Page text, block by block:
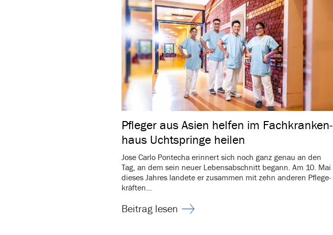
Pfleger aus Asien helfen im Fach­kran­ken­
haus Ucht­springe heilen
Jose Carlo Pontecha erin­nert sich noch ganz genau an den
Tag, an dem sein neuer Lebens­ab­schnitt begann. Am 10. Mai
dieses Jahres landete er zusammen mit zehn anderen Pfle­ge­
kräften...
Beitrag lesen